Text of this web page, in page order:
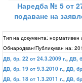
Наредба № 5 от
подаване на
Тип на документа: нормативен
Обнародван/Публикуван на:
ДВ, бр. 22 от 24.3.2009 г., ДВ,
ДВ, бр. 19 от 9.3.2010 г., ДВ,
ДВ, бр. 18 от 1.3.2011 г., ДВ,